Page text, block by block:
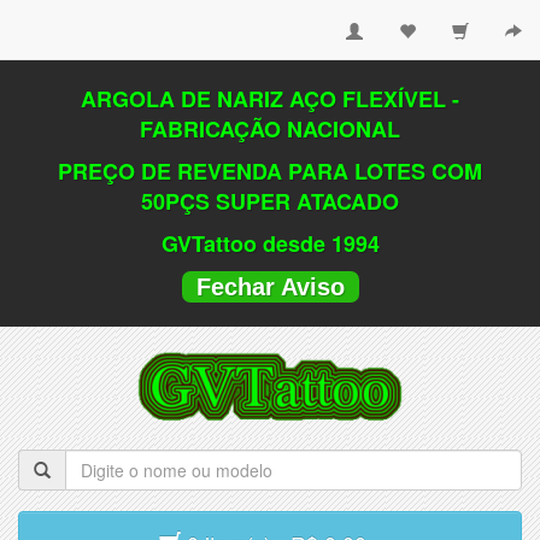
ARGOLA DE NARIZ AÇO FLEXÍVEL -
FABRICAÇÃO NACIONAL
PREÇO DE REVENDA PARA LOTES COM
50PÇS SUPER ATACADO
GVTattoo desde 1994
Fechar Aviso